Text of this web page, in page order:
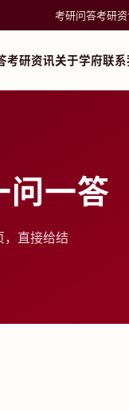
考研问答考研
考研资讯关于学府联
一答
直接给结